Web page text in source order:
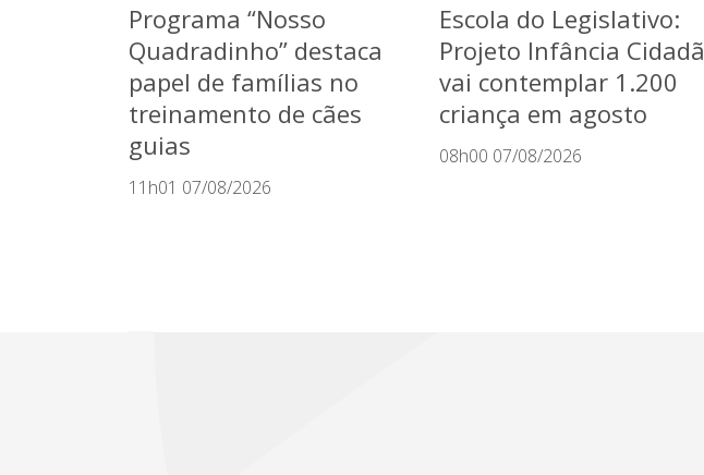
Programa “Nosso
Quadradinho” destaca
papel de famílias no
treinamento de cães
guias
11h01 07/08/2026
Escola do Legislativo:
Projeto Infância Cidadã
vai contemplar 1.200
criança em agosto
08h00 07/08/2026